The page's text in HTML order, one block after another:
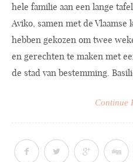
hele familie aan een lange
Aviko, samen met de
hebben gekozen om twee
en gerechten te maken met
de stad van bestemming.
Continue